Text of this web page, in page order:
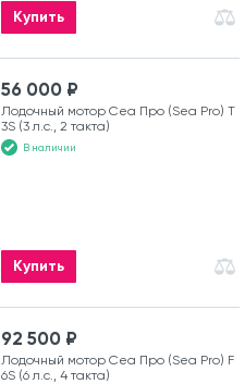
Купить
56 000 ₽
Лодочный мотор Сеа Про (Sea Pro) Т
3S (3 л.с., 2 такта)
В наличии
Купить
92 500 ₽
Лодочный мотор Сеа Про (Sea Pro) F
6S (6 л.с., 4 такта)